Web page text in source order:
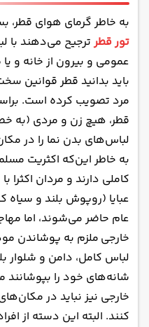
به خاطر گرمای هوای قطر،
تور قطرترجیح می‌دهند با
عمومی و بیرون از خانه و
باید بدانید قطر قوانین
مرد تصویب کرده است.
قطر، هیچ زن و مردی (به
لباس‌های بدن نما را در
به خاطر این‌که اکثریت
کاملی دارند و مردان اکثرا
عبایا (روپوش بلند و سیاه
عام حاضر می‌شوند، اما
خارجی ملزم به پوشاندن
لباس کامل، دامن و شلوار
شانه‌های خود را
خارجی نیز نباید در
کنند. البته این دسته از